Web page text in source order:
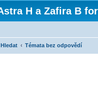
H a Zafira B
Hledat Témata bez odpovědí